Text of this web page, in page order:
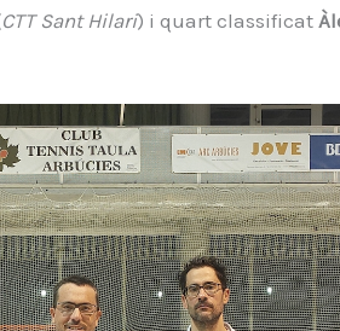
CTT Sant Hilari) i quart classificat